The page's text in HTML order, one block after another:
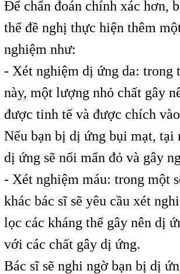
Để chẩn đoán chính xác hơn,
thể đề nghị thực hiện thêm
nghiệm như:
- Xét nghiệm dị ứng da: trong
này, một lượng nhỏ chất gây
được tinh tế và được chích
Nếu bạn bị dị ứng bụi mạt, tại
dị ứng sẽ nổi mẩn đỏ và gây
- Xét nghiệm máu: trong một
khác bác sĩ sẽ yêu cầu xét
lọc các kháng thể gây nên dị
với các chất gây dị ứng.
Bác sĩ sẽ nghi ngờ bạn bị dị